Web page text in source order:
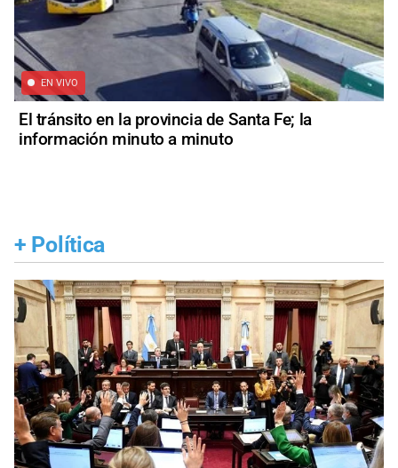
EN VIVO
El tránsito en la provincia de Santa Fe; la
información minuto a minuto
+ Política